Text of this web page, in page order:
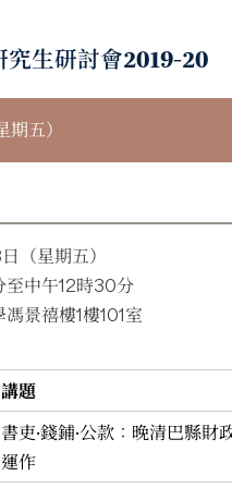
究生研討會2019-20
五）
（星期五）
中午12時30分
景禧樓1樓101室
講題
書吏·錢鋪·公款：晚清巴縣財
運作